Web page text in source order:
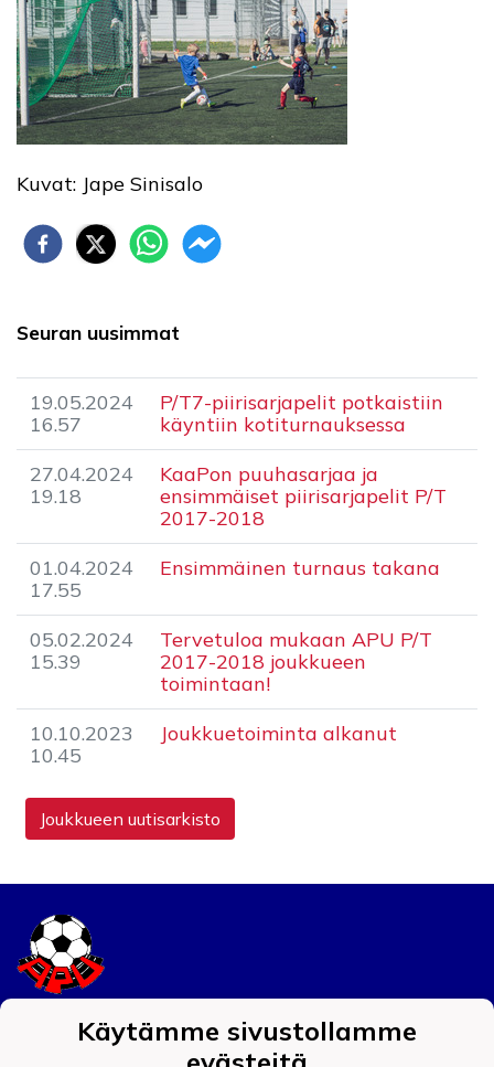
Kuvat: Jape Sinisalo
Seuran uusimmat
19.05.2024
16.57
P/T7-piirisarjapelit potkaistiin
käyntiin kotiturnauksessa
27.04.2024
19.18
KaaPon puuhasarjaa ja
ensimmäiset piirisarjapelit P/T
2017-2018
01.04.2024
17.55
Ensimmäinen turnaus takana
05.02.2024
15.39
Tervetuloa mukaan APU P/T
2017-2018 joukkueen
toimintaan!
10.10.2023
10.45
Joukkuetoiminta alkanut
Joukkueen uutisarkisto
Tietosuojaseloste
Käytämme sivustollamme